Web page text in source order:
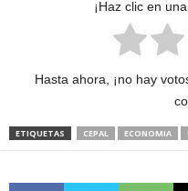
¡Haz clic en
Hasta ahora, ¡no hay
ETIQUETAS CEPAL ECONOMIA